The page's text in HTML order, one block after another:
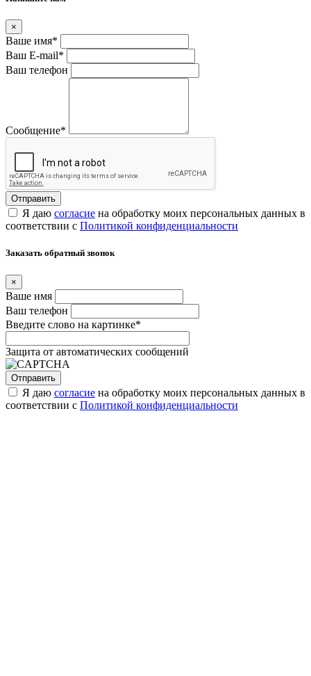
×
Ваше имя*
Ваш E-mail*
Ваш телефон
Сообщение*
Я даю согласие на обработку моих персональных данных в
соответствии с Политикой конфиденциальности
Заказать обратный звонок
×
Ваше имя
Ваш телефон
Введите слово на картинке*
Защита от автоматических сообщений
Я даю согласие на обработку моих персональных данных в
соответствии с Политикой конфиденциальности